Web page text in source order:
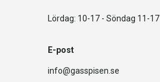
Lördag: 10-17 - Söndag 11-17
E-post
info@gasspisen.se